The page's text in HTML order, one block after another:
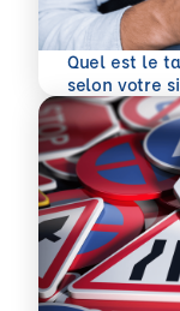
Quel est le
selon votre
En savoir plus